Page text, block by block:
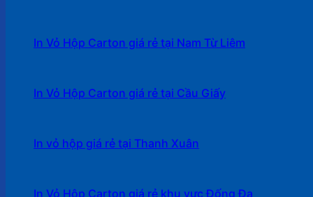
In Vỏ Hộp Carton giá rẻ tại Nam Từ Liêm
In Vỏ Hộp Carton giá rẻ tại Cầu Giấy
In vỏ hộp giá rẻ tại Thanh Xuân
In Vỏ Hộp Carton giá rẻ khu vực Đống Đa